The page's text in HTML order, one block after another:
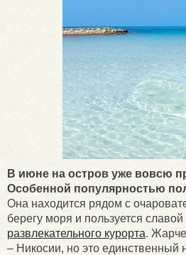
В июне на остров уже вовсю
Особенной популярностью
Она находится рядом с
берегу моря и пользуется славой
развлекательного курорта.
– Никосии, но это единственный